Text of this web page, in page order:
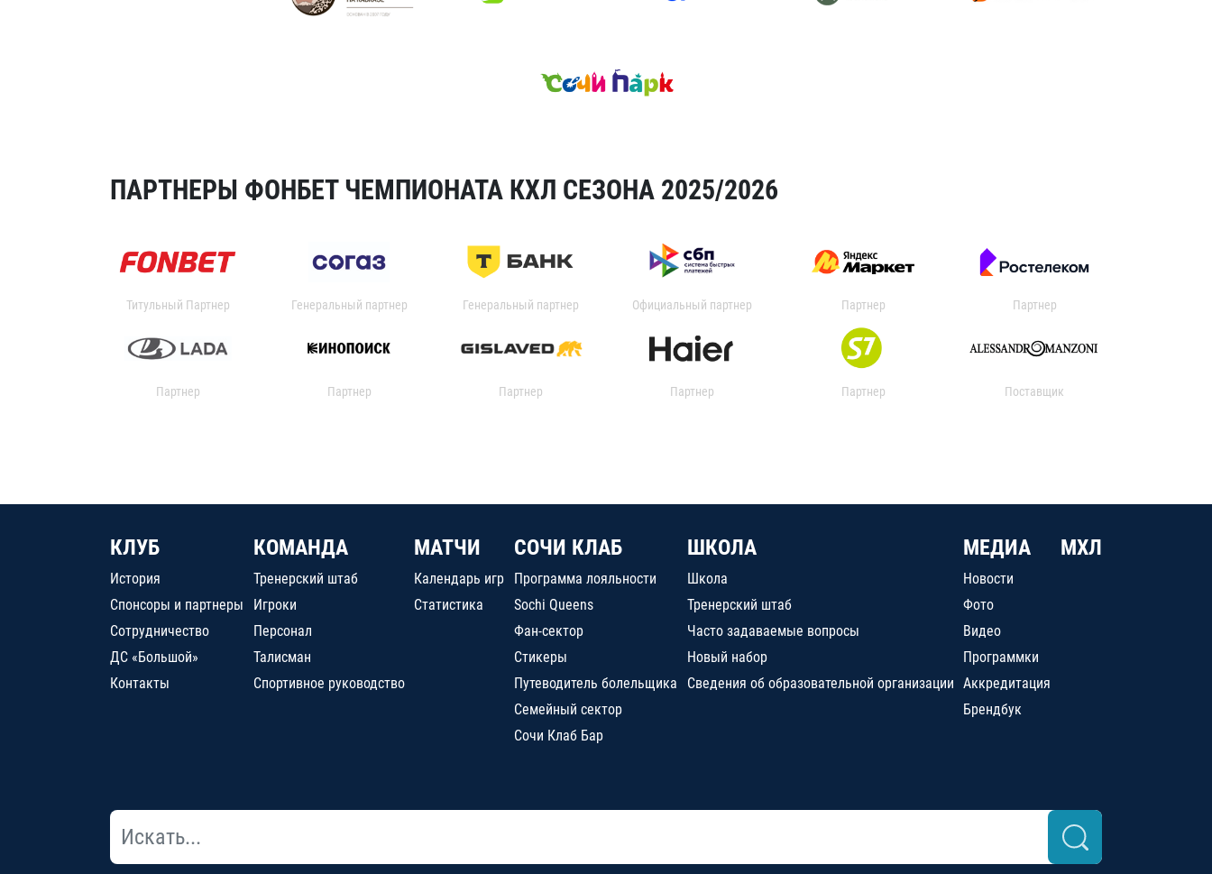
ПАРТНЕРЫ ФОНБЕТ ЧЕМПИОНАТА КХЛ СЕЗОНА 2025/2026
Титульный Партнер Генеральный партнер Генеральный партнер Официальный партнер Партнер Партнер
Партнер Партнер Партнер Партнер Партнер Поставщик
КЛУБ
История
Спонсоры и партнеры
Сотрудничество
ДС «Большой»
Контакты
КОМАНДА
Тренерский штаб
Игроки
Персонал
Талисман
Спортивное руководство
МАТЧИ
Календарь игр
Статистика
СОЧИ КЛАБ
Программа лояльности
Sochi Queens
Фан-сектор
Стикеры
Путеводитель болельщика
Семейный сектор
Сочи Клаб Бар
ШКОЛА
Школа
Тренерский штаб
Часто задаваемые вопросы
Новый набор
Сведения об образовательной организации
МЕДИА
Новости
Фото
Видео
Программки
Аккредитация
Брендбук
МХЛ